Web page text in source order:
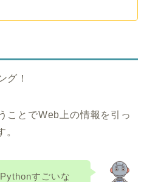
グ！
ことでWeb上の情報を引っ
すごいな